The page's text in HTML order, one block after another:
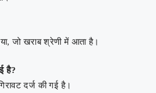
जो खराब श्रेणी में आता है।
है?
दर्ज की गई है।